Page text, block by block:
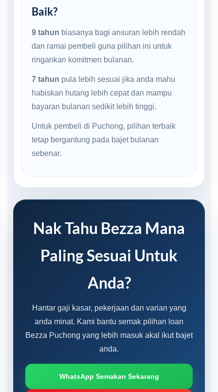
Baik?
9 tahun biasanya bagi ansuran lebih rendah
dan ramai pembeli guna pilihan ini untuk
ringankan komitmen bulanan.
7 tahun pula lebih sesuai jika anda mahu
habiskan hutang lebih cepat dan mampu
bayaran bulanan sedikit lebih tinggi.
Untuk pembeli di Puchong, pilihan terbaik
tetap bergantung pada bajet bulanan
sebenar.
Nak Tahu Bezza Mana
Paling Sesuai Untuk
Anda?
Hantar gaji kasar, pekerjaan dan varian yang
anda minat. Kami bantu semak pilihan loan
Bezza Puchong yang lebih masuk akal ikut bajet
anda.
WhatsApp Semakan Sekarang